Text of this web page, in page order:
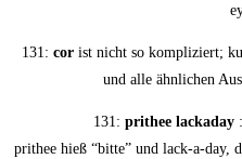
131: corist nicht so kom­pli­ziert;
und alle ähn­li­chen
131: prithee lack­a­day:
prithee hieß “bit­te” und lack-a-day,